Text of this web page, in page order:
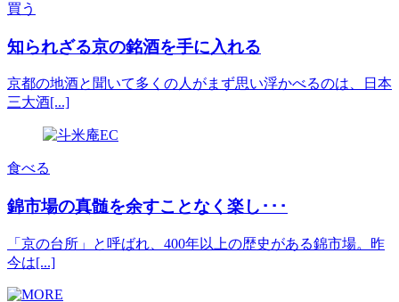
買う
知られざる京の銘酒を手に入れる
京都の地酒と聞いて多くの人がまず思い浮かべるのは、日本
三大酒[...]
食べる
錦市場の真髄を余すことなく楽し･･･
「京の台所」と呼ばれ、400年以上の歴史がある錦市場。昨
今は[...]